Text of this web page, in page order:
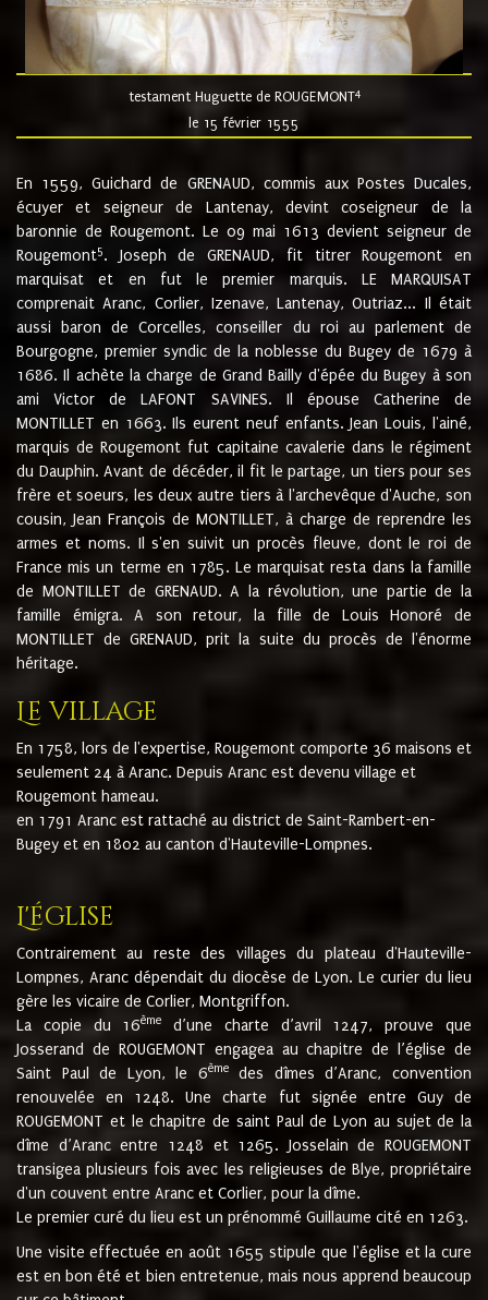
testament Huguette de ROUGEMONT4
le 15 février 1555
En 1559, Guichard de GRENAUD, commis aux Postes Ducales,
écuyer et seigneur de Lantenay, devint coseigneur de la
baronnie de Rougemont. Le 09 mai 1613 devient seigneur de
Rougemont5. Joseph de GRENAUD, fit titrer Rougemont en
marquisat et en fut le premier marquis. LE MARQUISAT
comprenait Aranc, Corlier, Izenave, Lantenay, Outriaz... Il était
aussi baron de Corcelles, conseiller du roi au parlement de
Bourgogne, premier syndic de la noblesse du Bugey de 1679 à
1686. Il achète la charge de Grand Bailly d'épée du Bugey à son
ami Victor de LAFONT SAVINES. Il épouse Catherine de
MONTILLET en 1663. Ils eurent neuf enfants. Jean Louis, l'ainé,
marquis de Rougemont fut capitaine cavalerie dans le régiment
du Dauphin. Avant de décéder, il fit le partage, un tiers pour ses
frère et soeurs, les deux autre tiers à l'archevêque d'Auche, son
cousin, Jean François de MONTILLET, à charge de reprendre les
armes et noms. Il s'en suivit un procès fleuve, dont le roi de
France mis un terme en 1785. Le marquisat resta dans la famille
de MONTILLET de GRENAUD. A la révolution, une partie de la
famille émigra. A son retour, la fille de Louis Honoré de
MONTILLET de GRENAUD, prit la suite du procès de l'énorme
héritage.
Le village
En 1758, lors de l'expertise, Rougemont comporte 36 maisons et
seulement 24 à Aranc. Depuis Aranc est devenu village et
Rougemont hameau.
en 1791 Aranc est rattaché au district de Saint-Rambert-en-
Bugey et en 1802 au canton d'Hauteville-Lompnes.
L'église
Contrairement au reste des villages du plateau d'Hauteville-
Lompnes, Aranc dépendait du diocèse de Lyon. Le curier du lieu
gère les vicaire de Corlier, Montgriffon.
La copie du 16ème
d’une charte d’avril 1247, prouve que
Josserand de ROUGEMONT engagea au chapitre de l’église de
Saint Paul de Lyon, le 6èmedes dîmes d’Aranc, convention
renouvelée en 1248. Une charte fut signée entre Guy de
ROUGEMONT et le chapitre de saint Paul de Lyon au sujet de la
dîme d’Aranc entre 1248 et 1265. Josselain de ROUGEMONT
transigea plusieurs fois avec les religieuses de Blye, propriétaire
d'un couvent entre Aranc et Corlier, pour la dîme.
Le premier curé du lieu est un prénommé Guillaume cité en 1263.
Une visite effectuée en août 1655 stipule que l'église et la cure
est en bon été et bien entretenue, mais nous apprend beaucoup